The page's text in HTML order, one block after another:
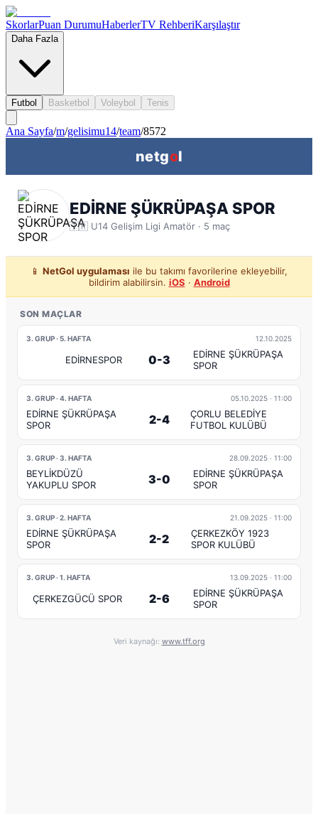
SkorlarPuan DurumuHaberlerTV RehberiKarşılaştır
Daha Fazla
Futbol Basketbol Voleybol Tenis
Ana Sayfa/m/gelisimu14/team/8572
netgol
EDİRNE ŞÜKRÜPAŞA SPOR
🇹🇷 U14 Gelişim Ligi Amatör · 5 maç
📱 NetGol uygulaması ile bu takımı favorilerine ekleyebilir,
bildirim alabilirsin. iOS · Android
SON MAÇLAR
3. GRUP · 5. HAFTA 12.10.2025
EDİRNESPOR 0-3
EDİRNE ŞÜKRÜPAŞA
SPOR
3. GRUP · 4. HAFTA 05.10.2025 · 11:00
EDİRNE ŞÜKRÜPAŞA
SPOR
2-4
ÇORLU BELEDİYE
FUTBOL KULÜBÜ
3. GRUP · 3. HAFTA 28.09.2025 · 11:00
BEYLİKDÜZÜ
YAKUPLU SPOR
3-0
EDİRNE ŞÜKRÜPAŞA
SPOR
3. GRUP · 2. HAFTA 21.09.2025 · 11:00
EDİRNE ŞÜKRÜPAŞA
SPOR
2-2
ÇERKEZKÖY 1923
SPOR KULÜBÜ
3. GRUP · 1. HAFTA 13.09.2025 · 11:00
ÇERKEZGÜCÜ SPOR 2-6
EDİRNE ŞÜKRÜPAŞA
SPOR
Veri kaynağı: www.tff.org